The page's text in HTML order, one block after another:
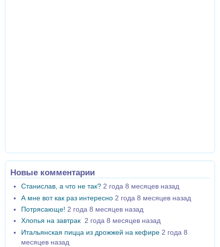
Новые комментарии
Станислав, а что не так? 2 года 8 месяцев назад
А мне вот как раз интересно 2 года 8 месяцев назад
Потрясающе! 2 года 8 месяцев назад
Хлопья на завтрак 2 года 8 месяцев назад
Итальянская пицца из дрожжей на кефире 2 года 8
месяцев назад